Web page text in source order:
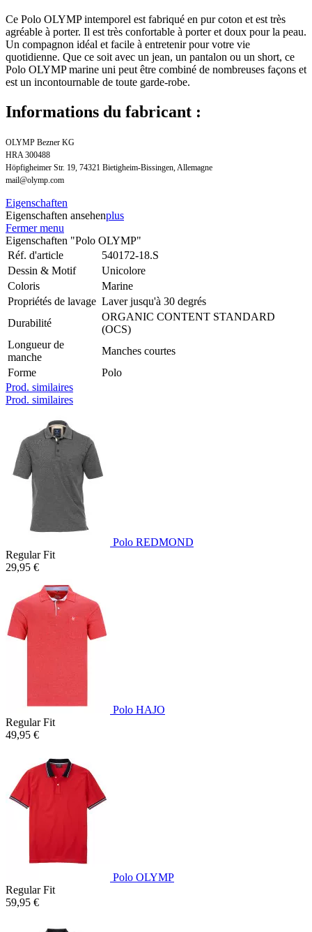
Ce Polo OLYMP intemporel est fabriqué en pur coton et est très
agréable à porter. Il est très confortable à porter et doux pour la peau.
Un compagnon idéal et facile à entretenir pour votre vie
quotidienne. Que ce soit avec un jean, un pantalon ou un short, ce
Polo OLYMP marine uni peut être combiné de nombreuses façons et
est un incontournable de toute garde-robe.
Informations du fabricant :
OLYMP Bezner KG
HRA 300488
Höpfigheimer Str. 19, 74321 Bietigheim-Bissingen, Allemagne
mail@olymp.com
Eigenschaften
Eigenschaften ansehenplus
Fermer menu
Eigenschaften "Polo OLYMP"
Réf. d'article
540172-18.S
Dessin & Motif
Unicolore
Coloris
Marine
Propriétés de lavage Laver jusqu'à 30 degrés
Durabilité
ORGANIC CONTENT STANDARD
(OCS)
Longueur de
manche
Manches courtes
Forme
Polo
Prod. similaires
Prod. similaires
Polo REDMOND
Regular Fit
29,95 €
Polo HAJO
Regular Fit
49,95 €
Polo OLYMP
Regular Fit
59,95 €